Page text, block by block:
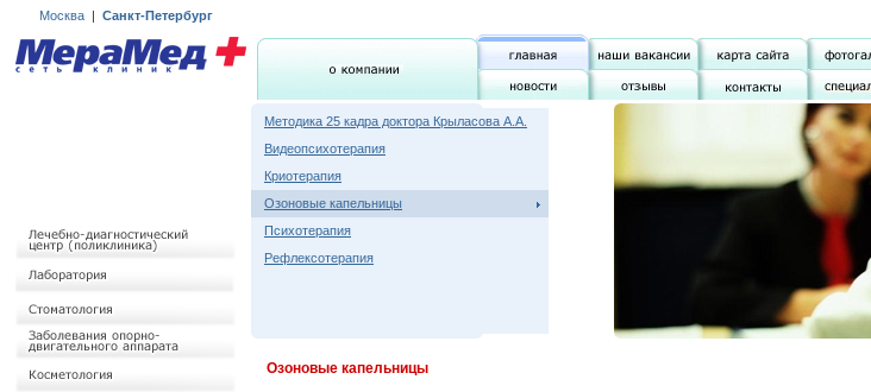
Москва| Санкт-Петербург
Методика 25 кадра доктора Крыласова А.А.
Видеопсихотерапия
Криотерапия
Озоновые капельницы
Психотерапия
Рефлексотерапия
Озоновые капельницы